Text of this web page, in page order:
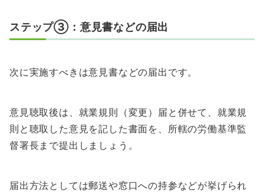
ステップ③：意見書などの届出
次に実施すべきは意見書などの届出です。
意見聴取後は、就業規則（変更）届と併せて、就業規
則と聴取した意見を記した書面を、所轄の労働基準監
督署長まで提出しましょう。
届出方法としては郵送や窓口への持参などが挙げられ